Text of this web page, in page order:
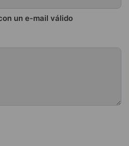
un e-mail válido